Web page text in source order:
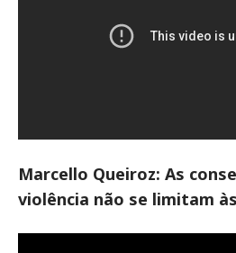
Marcello Queiroz: As
violência não se limitam